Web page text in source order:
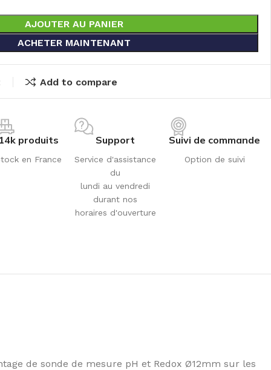
AJOUTER AU PANIER
ACHETER MAINTENANT
Add to compare
14k produits
en France
Support
Service d'assistance
du
lundi au vendredi
durant nos
horaires d'ouverture
Suivi de commande
Option de suivi
de sonde de mesure pH et Redox Ø12mm sur les